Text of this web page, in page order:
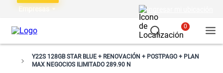
Empresas
0
Y22S 128GB STAR BLUE + RENOVACIÓN + POSTPAGO + PLAN
MAX NEGOCIOS ILIMITADO 289.90 N